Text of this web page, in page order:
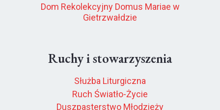
Dom Rekolekcyjny Domus Mariae w
Gietrzwałdzie
Ruchy i stowarzyszenia
Służba Liturgiczna
Ruch Światło-Życie
Duszpasterstwo Młodzieży